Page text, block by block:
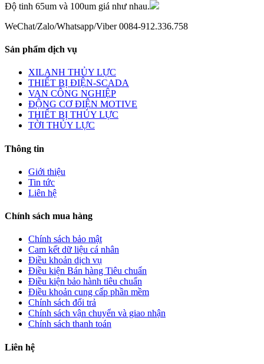
Độ tinh 65um và 100um giá như nhau.
WeChat/Zalo/Whatsapp/Viber 0084-912.336.758
Sản phẩm dịch vụ
XILANH THỦY LỰC
THIẾT BỊ ĐIỆN-SCADA
VAN CÔNG NGHIỆP
ĐỘNG CƠ ĐIỆN MOTIVE
THIẾT BỊ THỦY LỰC
TỜI THỦY LỰC
Thông tin
Giới thiệu
Tin tức
Liên hệ
Chính sách mua hàng
Chính sách bảo mật
Cam kết dữ liệu cá nhân
Điều khoản dịch vụ
Điều kiện Bán hàng Tiêu chuẩn
Điều kiện bảo hành tiêu chuẩn
Điều khoản cung cấp phần mềm
Chính sách đổi trả
Chính sách vận chuyển và giao nhận
Chính sách thanh toán
Liên hệ